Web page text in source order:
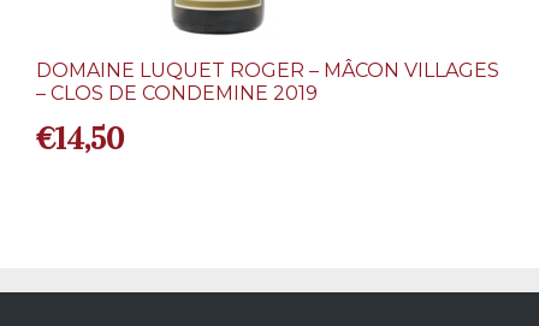
DOMAINE LUQUET ROGER – MÂCON VILLAGES
– CLOS DE CONDEMINE 2019
€14,50